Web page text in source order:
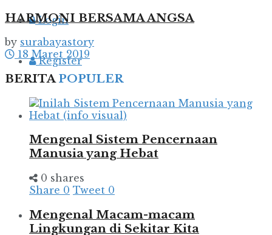
Login
Register
HARMONI BERSAMA ANGSA
by surabayastory
18 Maret 2019
BERITAPOPULER
Mengenal Sistem Pencernaan
Manusia yang Hebat
0 shares
Share 0 Tweet 0
Mengenal Macam-macam
Lingkungan di Sekitar Kita